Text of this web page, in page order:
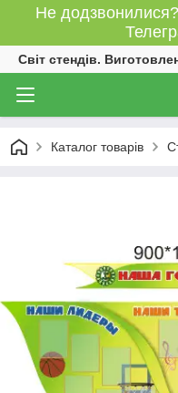
Не додзвонилися?
Світ стендів.
Каталог товарів